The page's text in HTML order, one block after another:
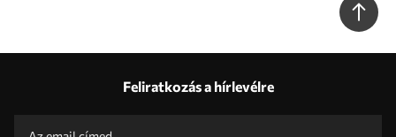
Feliratkozás a hírlevélre